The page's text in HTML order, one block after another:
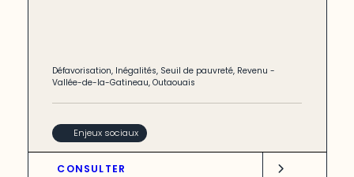
Défavorisation, Inégalités, Seuil de pauvreté, Revenu -
Vallée-de-la-Gatineau,Outaouais
Enjeux sociaux
CONSULTER